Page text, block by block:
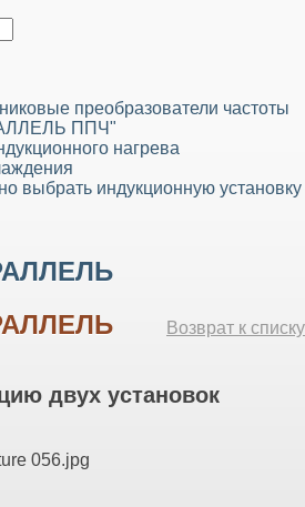
преобразователи частоты
ППЧ"
нагрева
выбрать индукционную установку
Возврат к списку
двух установок